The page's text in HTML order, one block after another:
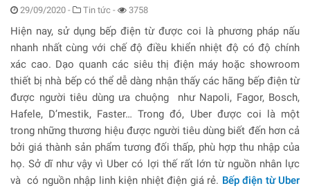
29/09/2020 - Tin tức - 3758
Hiện nay, sử dụng bếp điện từ được coi là phương pháp nấu
nhanh nhất cùng với chế độ điều khiển nhiệt độ có độ chính
xác cao. Dạo quanh các siêu thị điện máy hoặc showroom
thiết bị nhà bếp có thể dễ dàng nhận thấy các hãng bếp điện từ
được người tiêu dùng ưa chuộng như Napoli, Fagor, Bosch,
Hafele, D’mestik, Faster… Trong đó, Uber được coi là một
trong những thương hiệu được người tiêu dùng biết đến hơn cả
bởi giá thành sản phẩm tương đối thấp, phù hợp thu nhập của
họ. Sở dĩ như vậy vì Uber có lợi thế rất lớn từ nguồn nhân lực
và có nguồn nhập linh kiện nhiệt điện giá rẻ. Bếp điện từ Uber